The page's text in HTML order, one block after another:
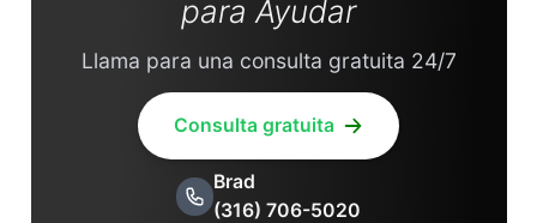
para Ayudar
Llama para una consulta gratuita 24/7
Consulta gratuita
Brad
(316) 706-5020